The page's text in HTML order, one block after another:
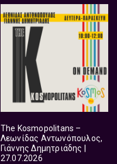
The Kosmopolitans –
Λεωνίδας Αντωνόπουλος,
Γιάννης Δημητριάδης |
27.07.2026